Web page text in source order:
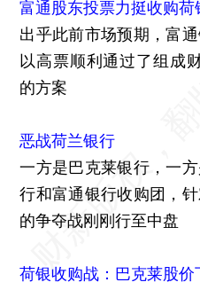
富通股东投票力挺收购荷
出乎此前市场预期，富
以高票顺利通过了组成
的方案
恶战荷兰银行
一方是巴克莱银行，一
行和富通银行收购团，
的争夺战刚刚行至中盘
荷银收购战：巴克莱股